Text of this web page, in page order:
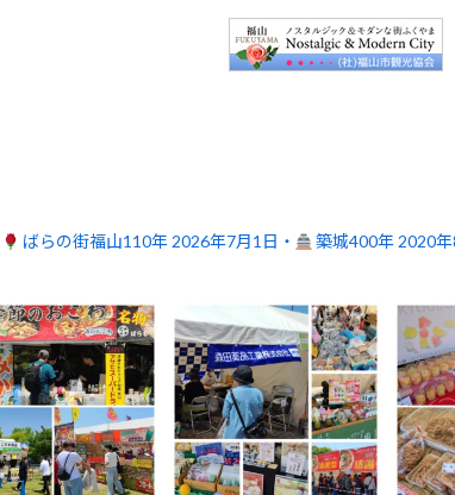
ばらの街福山110年 2026年7月1日・ 築城400年 2020